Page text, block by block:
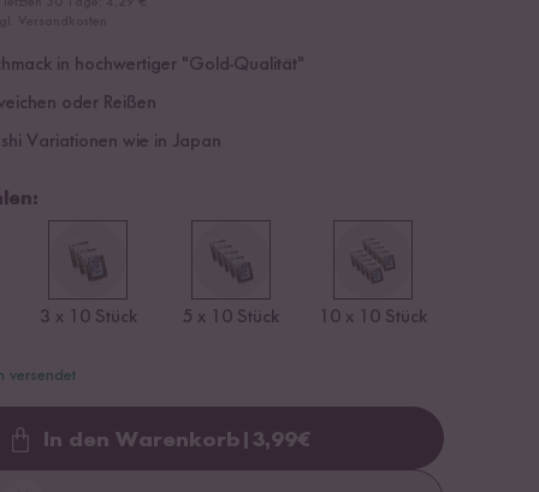
in hochwertiger "Gold-Qualität"
oder Reißen
Variationen wie in Japan
3 x 10 Stück 5 x 10 Stück 10 x 10 Stück
versendet
Loading...
In den Warenkorb 3,99€